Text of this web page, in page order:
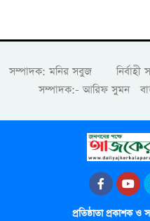
সম্পাদক: মনির সবুজ নির্বাহী
সম্পাদক:- আরিফ সুমন
প্রতিষ্ঠাতা প্রকাশক